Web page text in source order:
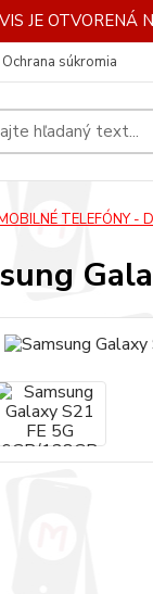
JE
Ochrana súkromia
TELEFÓNY -